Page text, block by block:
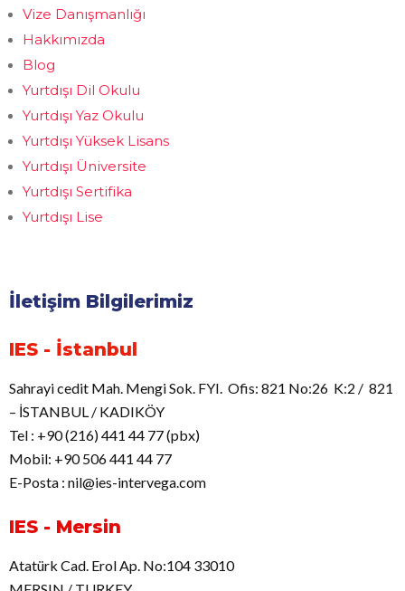
Vize Danışmanlığı
Hakkımızda
Blog
Yurtdışı Dil Okulu
Yurtdışı Yaz Okulu
Yurtdışı Yüksek Lisans
Yurtdışı Üniversite
Yurtdışı Sertifika
Yurtdışı Lise
İletişim Bilgilerimiz
IES - İstanbul
Sahrayi cedit Mah. Mengi Sok. FYI. Ofis: 821 No:26 K:2 / 821
– İSTANBUL / KADIKÖY
Tel : +90 (216) 441 44 77 (pbx)
Mobil: +90 506 441 44 77
E-Posta : nil@ies-intervega.com
IES - Mersin
Atatürk Cad. Erol Ap. No:104 33010